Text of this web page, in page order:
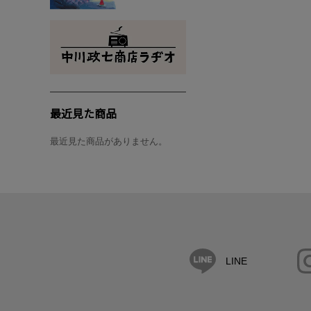
最近見た商品
最近見た商品がありません。
LINE